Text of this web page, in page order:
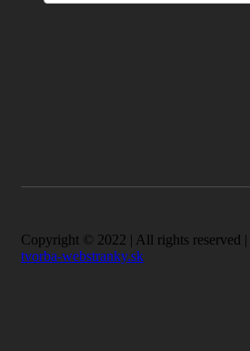
Copyright © 2022 | All rights reserved |
tvorba-webstranky.sk